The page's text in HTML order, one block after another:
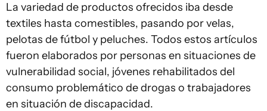
La variedad de productos ofrecidos iba desde
textiles hasta comestibles, pasando por velas,
pelotas de fútbol y peluches. Todos estos artículos
fueron elaborados por personas en situaciones de
vulnerabilidad social, jóvenes rehabilitados del
consumo problemático de drogas o trabajadores
en situación de discapacidad.